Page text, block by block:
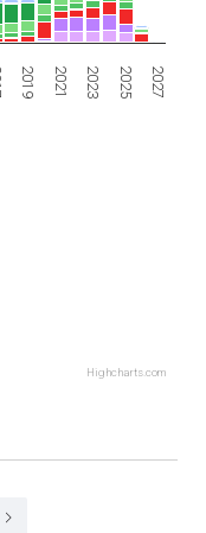
de exposición
2019 2021 2023 2025 2027
Highcharts.com